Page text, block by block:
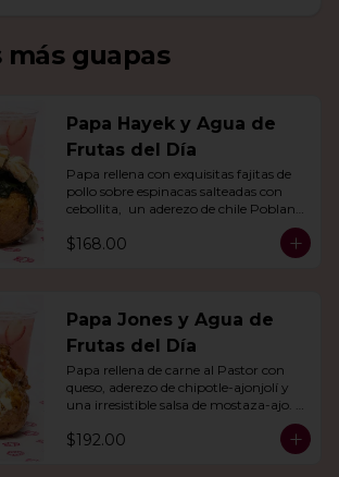
más guapas
Papa Hayek y Agua de
Frutas del Día
Papa rellena con exquisitas fajitas de
pollo sobre espinacas salteadas con
cebollita,  un aderezo de chile Poblano.
$168.00
Papa Jones y Agua de
Frutas del Día
Papa rellena de carne al Pastor con
queso, aderezo de chipotle-ajonjolí y
una irresistible salsa de mostaza-ajo.
$192.00